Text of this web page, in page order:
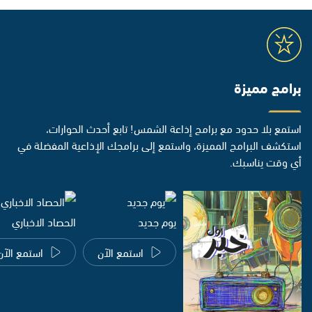
برامج مميزة
استمع بلا حدود مع برامج إذاعة الشمس! تابع أحدث الحوارات،
استكشف البرامج المميزة، واستمع إلى برامجك الإذاعية المفضلة في
أي وقت يناسبك.
يوم جديد
استمع الآن
الحصاد الاخباري
استمع